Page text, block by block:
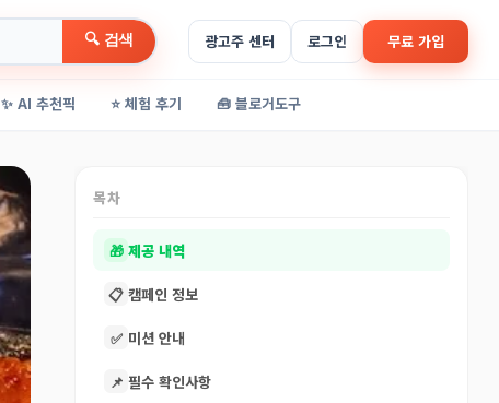
🔍 검색 광고주 센터 로그인 무료 가입
✨ AI 추천픽 ⭐ 체험 후기 🧰 블로거도구
목차
🎁 제공 내역
📋 캠페인 정보
✅ 미션 안내
📌 필수 확인사항